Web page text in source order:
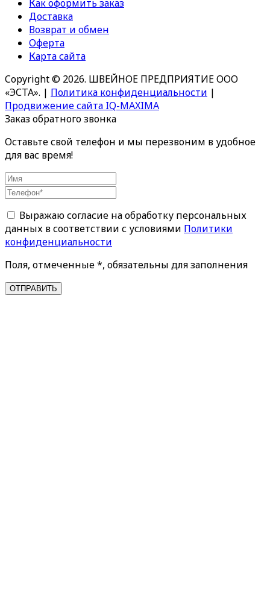
Как оформить заказ
Доставка
Возврат и обмен
Оферта
Карта сайта
Copyright © 2026. ШВЕЙНОЕ ПРЕДПРИЯТИЕ ООО
«ЭСТА». | Политика конфиденциальности |
Продвижение сайта IQ-MAXIMA
Заказ обратного звонка
Оставьте свой телефон и мы перезвоним в удобное
для вас время!
Выражаю согласие на обработку персональных
данных в соответствии с условиями Политики
конфиденциальности
Поля, отмеченные *, обязательны для заполнения
ОТПРАВИТЬ